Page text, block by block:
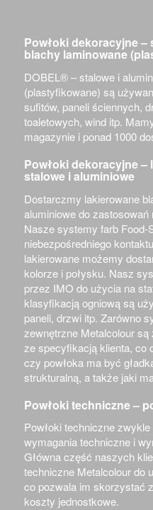
Powłoki dekoracyjne –
blachy laminowane
DOBEL® –stalowe i
(plastyfikowane) są
sufitów, paneli ściennych,
toaletowych, wind itp.
magazynie i ponad 1000
Powłoki dekoracyjne
stalowe i aluminiowe
Dostarczmy lakierowane
aluminiowe do
Nasze systemy farb Food-
niebezpośredniego
lakierowane możemy
kolorze i połysku. Nasz
przez IMO do użycia na
klasyfikacją ogniową są
paneli, drzwi itp. Zarówno
zewnętrzne Metalcolour
ze specyfikacją klienta, co
czy powłoka ma być
strukturalną, a także jaki
Powłoki techniczne –
Powłoki techniczne
wymagania techniczne i
Główna część naszych
techniczne Metalcolour do
co pozwala im skorzystać
koszty jednostkowe.